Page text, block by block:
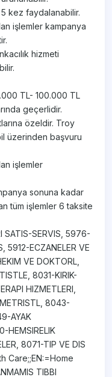
kez faydalanabilir.
işlemler kampanya
hizmeti
TL- 100.000 TL
geçerlidir.
özeldir. Troy
üzerinden başvuru
işlemler
sonuna kadar
tüm işlemler 6 taksite
SATIS-SERVIS, 5976-
5912-ECZANELER VE
VE DOKTORL,
8031-KIRIK-
HIZMETLERI,
8043-
AYAK
HEMSIRELIK
8071-TIP VE DIS
Care;;EN:=Home
TIBBI